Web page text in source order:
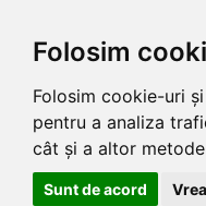
Folosim
Folosim cookie-uri
pentru a analiza
cât și a altor
Sunt de acord